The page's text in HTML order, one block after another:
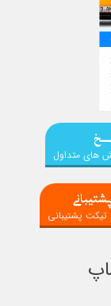
های متداول
تیکت پشتیبانی